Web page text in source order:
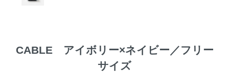
CABLE アイボリー×ネイビー／フリー
サイズ